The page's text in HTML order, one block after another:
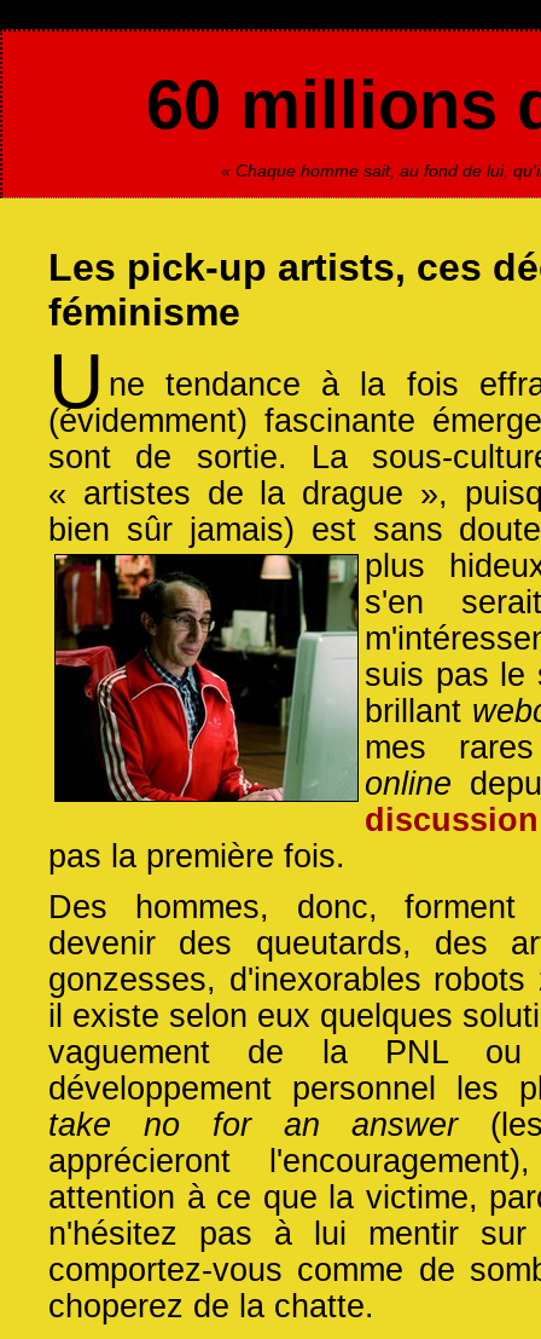
60 millions
« Chaque homme sait, au fond de lui,
Les pick-up artists, ces
féminisme
U ne tendance à la fois
(évidemment) fascinante
sont de sortie. La sous-
« artistes de la drague »,
bien sûr jamais) est sans
plus
s'en
suis pas le
brillant web
mes
online
pas la première fois.
Des hommes, donc, forment
devenir des queutards, des
gonzesses, d'inexorables
il existe selon eux quelques
vaguement de la PNL ou
développement personnel les
take no for an answer(les
apprécieront
attention à ce que la victime,
n'hésitez pas à lui mentir
comportez-vous comme de
choperez de la chatte.